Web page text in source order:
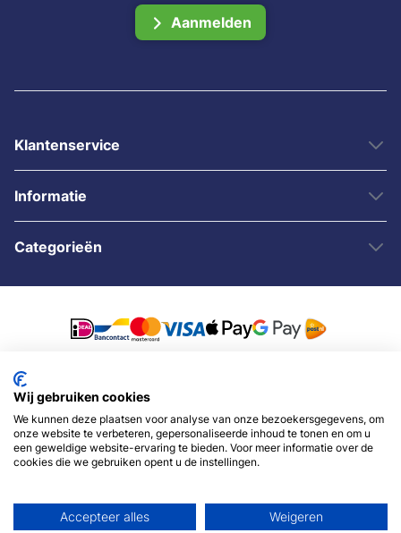
Aanmelden
Klantenservice
Informatie
Categorieën
© 2007 - 2026 - Sybshop.nl
Wij gebruiken cookies
We kunnen deze plaatsen voor analyse van onze bezoekersgegevens, om
onze website te verbeteren, gepersonaliseerde inhoud te tonen en om u
een geweldige website-ervaring te bieden. Voor meer informatie over de
cookies die we gebruiken opent u de instellingen.
Accepteer alles Weigeren